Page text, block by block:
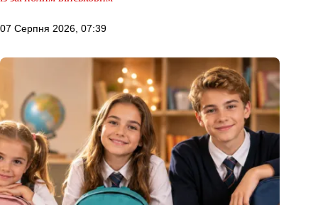
07 Серпня 2026, 07:39